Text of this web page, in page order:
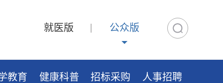
就医版 公众版
教育 健康科普 招标采购 人事招聘